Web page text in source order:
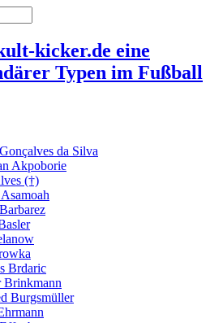
kicker.de eine
Typen im Fußball
da Silva
Akpoborie
(†)
Brdaric
Brinkmann
Burgsmüller